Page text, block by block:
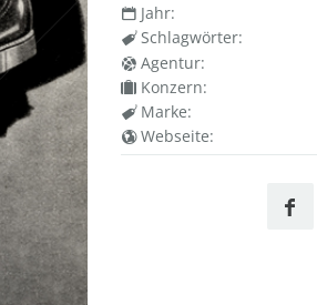
Jahr:
Schlagwörter:
Agentur:
Konzern:
Marke:
Webseite: